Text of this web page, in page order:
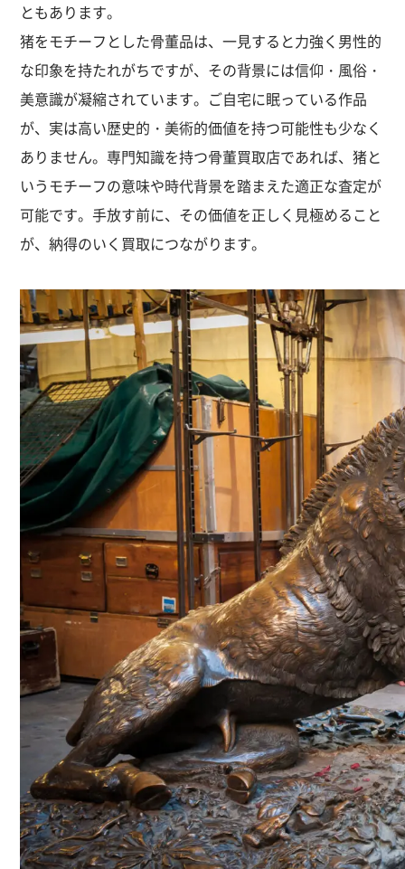
ともあります。
猪をモチーフとした骨董品は、一見すると力強く男性的
な印象を持たれがちですが、その背景には信仰・風俗・
美意識が凝縮されています。ご自宅に眠っている作品
が、実は高い歴史的・美術的価値を持つ可能性も少なく
ありません。専門知識を持つ骨董買取店であれば、猪と
いうモチーフの意味や時代背景を踏まえた適正な査定が
可能です。手放す前に、その価値を正しく見極めること
が、納得のいく買取につながります。